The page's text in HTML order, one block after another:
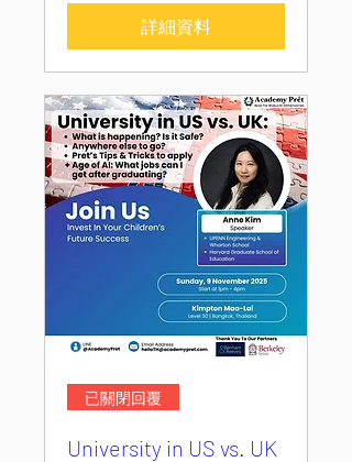
詳細資料
已關閉回覆
University in US vs. UK